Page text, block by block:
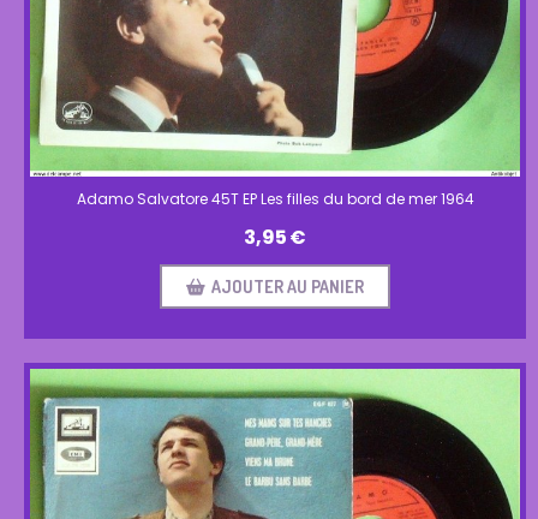
Adamo Salvatore 45T EP Les filles du bord de mer 1964
3,95€
AJOUTER AU PANIER